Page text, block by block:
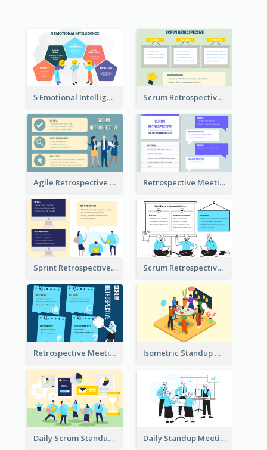
5 Emotional Intelligence Illustration Scrum Retrospective Meeting Questions
Agile Retrospective Template Retrospective Meeting Questions
Sprint Retrospective Illustration Scrum Retrospective Meeting Illustration
Retrospective Meeting Ideas Isometric Standup Meeting Illustration
Daily Scrum Standup Meeting Illustration Daily Standup Meeting Illustration